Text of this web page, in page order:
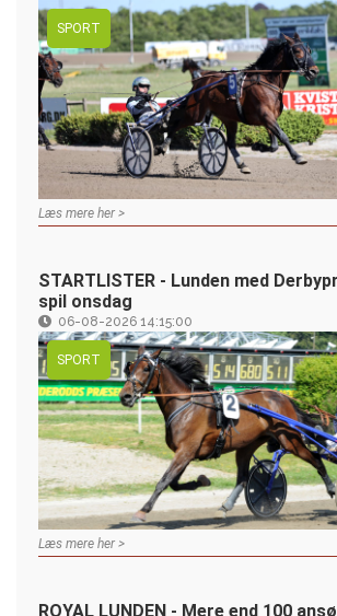
SPORT
Læs mere her >
STARTLISTER - Lunden med
spil onsdag
06-08-2026 14:15:00
SPORT
Læs mere her >
ROYAL LUNDEN - Mere end 100